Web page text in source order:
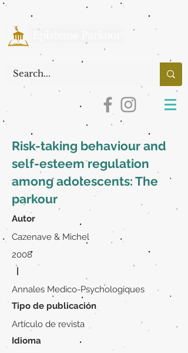
Risk-taking behaviour and
self-esteem regulation
among adolescents: The
parkour
Autor
Cazenave & Michel
2008
|
Annales Medico-Psychologiques
Tipo de publicación
Artículo de revista
Idioma